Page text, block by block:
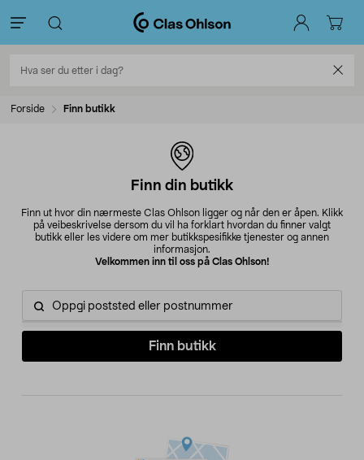
Forside Finn butikk
Finn din butikk
Finn ut hvor din nærmeste Clas Ohlson ligger og når den er åpen. Klikk
på veibeskrivelse dersom du vil ha forklart hvordan du finner valgt
butikk eller les videre om mer butikkspesifikke tjenester og annen
informasjon.
Velkommen inn til oss på Clas Ohlson!